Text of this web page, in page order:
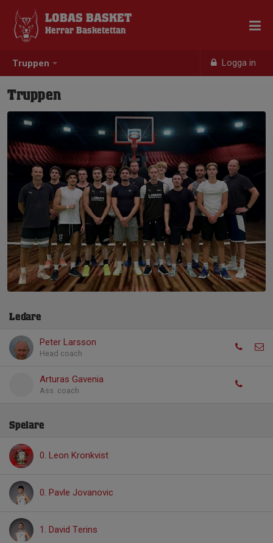
Truppen Logga in
LOBAS BASKET
Herrar Basketettan
Truppen
Ledare
Peter Larsson
Head coach
Arturas Gavenia
Ass. coach
Spelare
0. Leon Kronkvist
0. Pavle Jovanovic
1. David Terins